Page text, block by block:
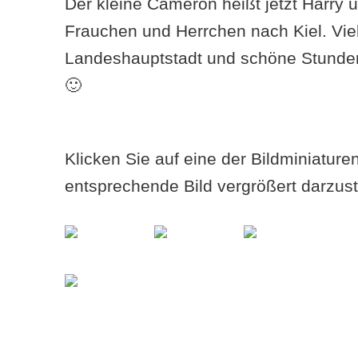
Frauchen und Herrchen nach Kiel.
Landeshauptstadt und schöne
🙂
Klicken Sie auf eine der
entsprechende Bild vergrößert